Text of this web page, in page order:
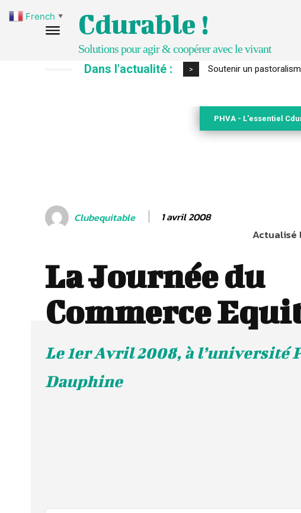
Cdurable !
Solutions pour agir & coopérer avec le vivant
Dans l'actualité : > S’inspirer de l’arbre
PHVA - L'essentiel
Clubequitable 1 avril 2008
Actualisé
La Journée du
Commerce
Le 1er Avril 2008, à l’université
Dauphine
French ▼